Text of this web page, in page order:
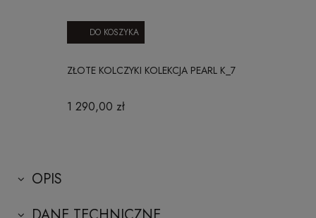
ZŁOTE KOLCZYKI KOLEKCJA PEARL K_7
1 290,00 zł
DO KOSZYKA
OPIS